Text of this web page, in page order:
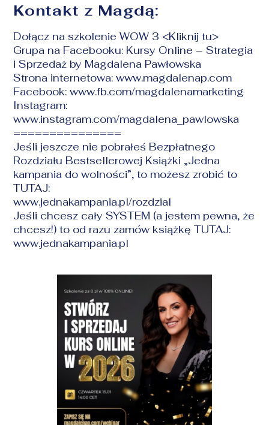
Kontakt z Magdą:
Dołącz na szkolenie WOW 3 <Kliknij tu>
Grupa na Facebooku: Kursy Online – Strategia
i Sprzedaż by Magdalena Pawłowska
Strona internetowa:www.magdalenap.com
Facebook:www.fb.com/magdalenamarketing
Instagram:
www.instagram.com/magdalena_pawlowska
===============
Jeśli jeszcze nie pobrałeś Bezpłatnego
Rozdziału Bestsellerowej Książki „Jedna
kampania do wolności”, to możesz zrobić to
TUTAJ:
www.jednakampania.pl/rozdzial
Jeśli chcesz cały SYSTEM (a jestem pewna, że
chcesz!) to od razu zamów książkę TUTAJ:
www.jednakampania.pl